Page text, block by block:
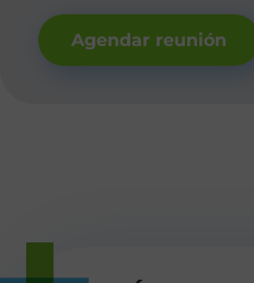
Agendar reunión